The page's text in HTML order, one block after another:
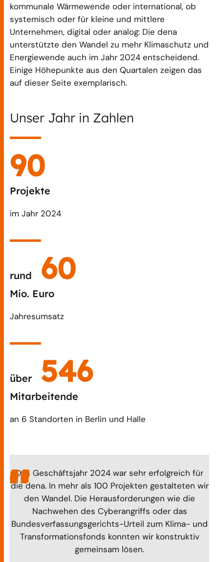
kommunale Wärmewende oder international, ob
systemisch oder für kleine und mittlere
Unternehmen, digital oder analog: Die dena
unterstützte den Wandel zu mehr Klimaschutz und
Energiewende auch im Jahr 2024 entscheidend.
Einige Höhepunkte aus den Quartalen zeigen das
auf dieser Seite exemplarisch.
Unser Jahr in Zahlen
103
Projekte
im Jahr 2024
rund 72
Mio. Euro
Jahresumsatz
über 650
Mitarbeitende
an 6 Standorten in Berlin und Halle
Das Geschäftsjahr 2024 war sehr erfolgreich für
die dena. In mehr als 100 Projekten gestalteten wir
den Wandel. Die Herausforderungen wie die
Nachwehen des Cyberangriffs oder das
Bundesverfassungsgerichts-Urteil zum Klima- und
Transformationsfonds konnten wir konstruktiv
gemeinsam lösen.